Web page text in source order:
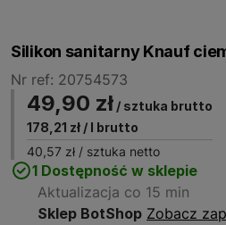
Silikon sanitarny Knauf
Nr ref: 20754573
49,90 zł / sztuka brutto
178,21 zł / l brutto
40,57 zł / sztuka netto
1 Dostępność w sklepie
Aktualizacja co 15 min
Sklep BotShop Zobacz